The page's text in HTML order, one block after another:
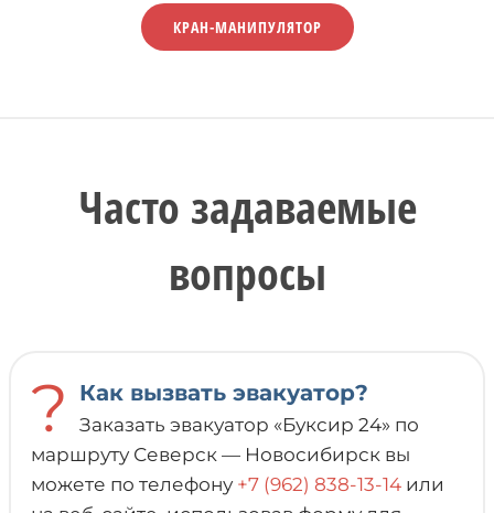
КРАН-МАНИПУЛЯТОР
Часто задаваемые
вопросы
? Как вызвать эвакуатор?
Заказать эвакуатор «Буксир 24» по
маршруту Северск — Новосибирск вы
можете по телефону +7 (962) 838-13-14или